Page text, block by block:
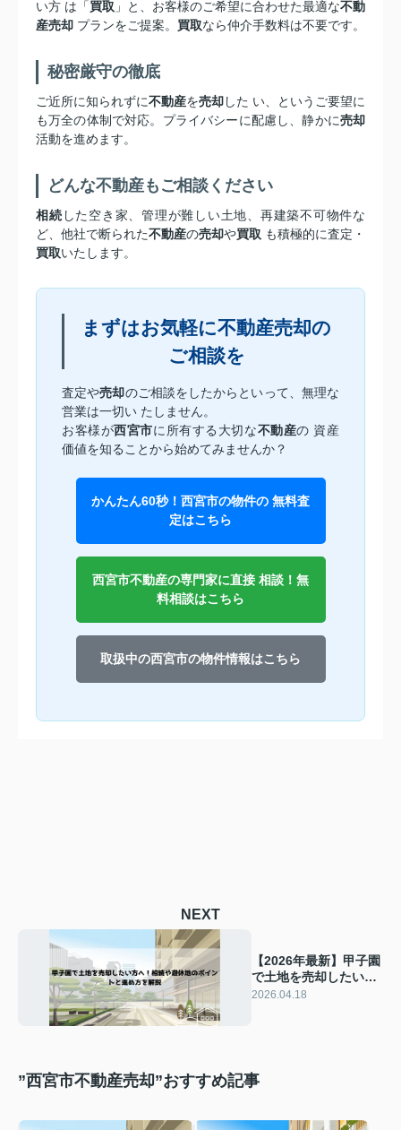
い方 は「買取 」と、お客様のご希望に合わせた最適な不動
産売却 プランをご提案。 買取なら仲介手数料は不要です。
秘密厳守の徹底
ご近所に知られずに不動産を売却した い、というご要望に
も万全の体制で対応。プライバシーに配慮し、静かに売却
活動を進めます。
どんな不動産もご相談ください
相続 した空き家、管理が難しい土地、再建築不可物件な
ど、他社で断られた不動産の売却や買取 も積極的に査定・
買取いたします。
まずはお気軽に不動産売却の
ご相談を
査定や売却のご相談をしたからといって、無理な
営業は一切い たしません。
お客様が西宮市に所有する大切な不動産の 資産
価値を知ることから始めてみませんか？
かんたん60秒！西宮市の物件の 無料査
定はこちら
西宮市不動産の専門家に直接 相談！無
料相談はこちら
取扱中の西宮市の物件情報はこちら
NEXT
【2026年最新】甲子園
で土地を売却したい方
へ！相続や遊休地のポ
2026.04.18
”西宮市不動産売却”おすすめ記事